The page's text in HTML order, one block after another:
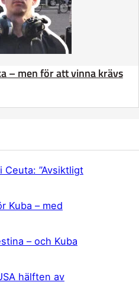
– men för att vinna krävs
Ceuta: ”Avsiktligt
Kuba – med
– och Kuba
hälften av